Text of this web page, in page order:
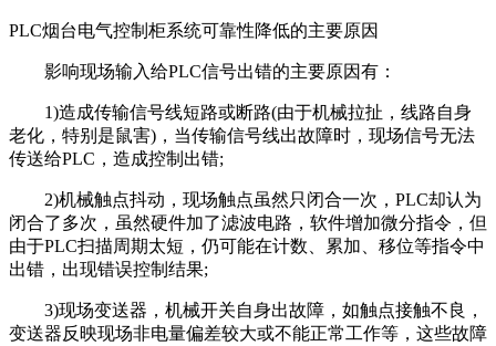
PLC烟台电气控制柜系统可靠性降低的主要原因
影响现场输入给PLC信号出错的主要原因有：
1)造成传输信号线短路或断路(由于机械拉扯，线路自身
老化，特别是鼠害)，当传输信号线出故障时，现场信号无法
传送给PLC，造成控制出错;
2)机械触点抖动，现场触点虽然只闭合一次，PLC却认为
闭合了多次，虽然硬件加了滤波电路，软件增加微分指令，但
由于PLC扫描周期太短，仍可能在计数、累加、移位等指令中
出错，出现错误控制结果;
3)现场变送器，机械开关自身出故障，如触点接触不良，
变送器反映现场非电量偏差较大或不能正常工作等，这些故障